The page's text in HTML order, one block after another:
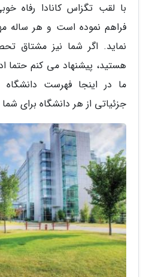
با لقب تگزاس کانادا رفاه
فراهم نموده است و هر ساله
نماید. اگر شما نیز مشتاق
هستید، پیشنهاد می کنم حتما
ما در اینجا فهرست
جزئیاتی از هر دانشگاه برای شما